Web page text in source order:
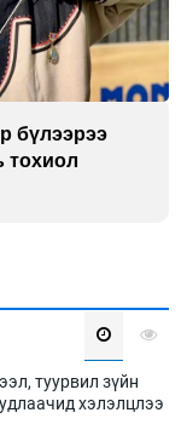
бүлээрээ
тохиол
туурвил зүйн
хэлэлцлээ